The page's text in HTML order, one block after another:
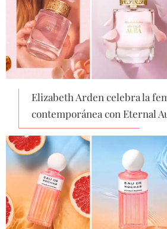
Elizabeth Arden celebra la
contemporánea con Eternal